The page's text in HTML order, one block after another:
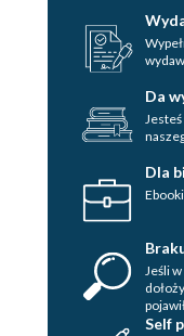
Da
Dla
Jeśli
Self